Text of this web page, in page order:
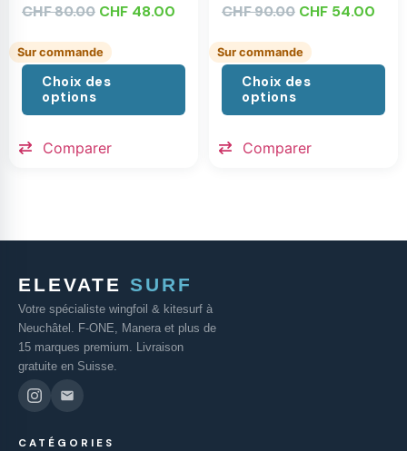
CHF80.00 CHF 48.00
Sur commande
Choix des
options
Comparer
CHF90.00 CHF 54.00
Sur commande
Choix des
options
Comparer
ELEVATE SURF
Votre spécialiste wingfoil & kitesurf à
Neuchâtel. F-ONE, Manera et plus de
15 marques premium. Livraison
gratuite en Suisse.
CATÉGORIES